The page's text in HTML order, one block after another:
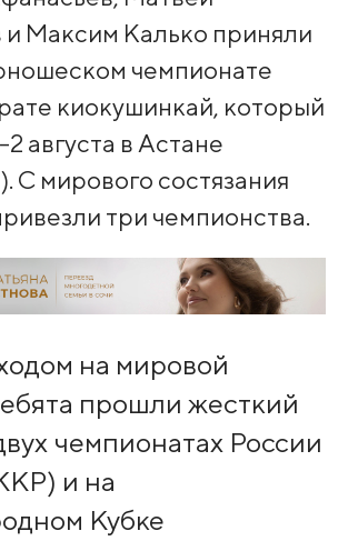
Максим Калько приняли
чемпионате
киокушинкай, который
августа в Астане
С мирового состязания
три чемпионства.
на мировой
прошли жесткий
чемпионатах России
и на
Кубке